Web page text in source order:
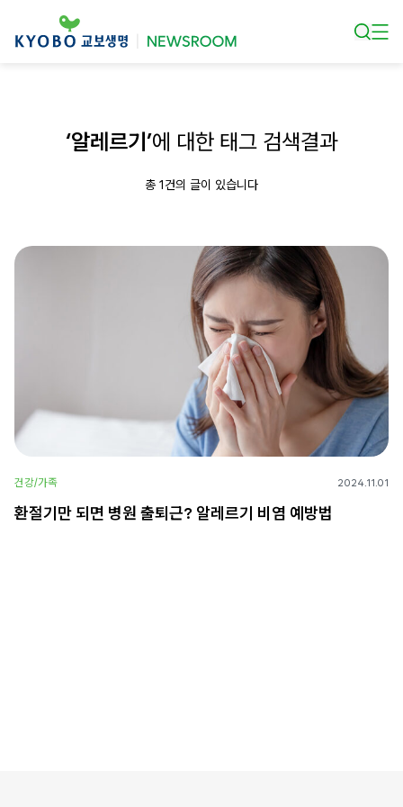
‘알레르기’에 대한 태그 검색결과
총 1건의 글이 있습니다
건강/가족 2024.11.01
환절기만 되면 병원 출퇴근? 알레르기 비염 예방법